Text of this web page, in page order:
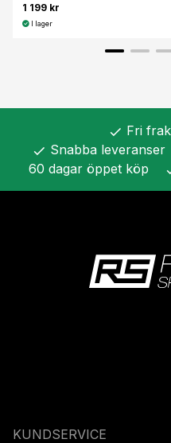
1 199 kr
I lager
check Fri
check Snabba leveranser
60 dagar öppet köp
KUNDSERVICE